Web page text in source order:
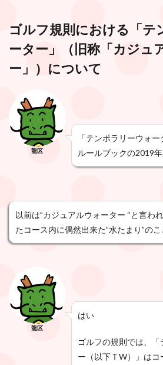
ゴルフ規則における 「
ーター」
（旧称「カジュ
ー」）について
龍区
「テンポラリーウォ
ルールブックの2019
以前は”カジュアルウォーター “と言わ
たコース内に偶然出来た”水たまり”のこ
龍区
はい
ゴルフの規則では、
ー（以下ＴW）」は